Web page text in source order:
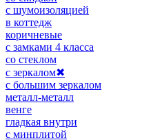
с шумоизоляцией
в коттедж
коричневые
с замками 4 класса
со стеклом
с зеркалом✖
с большим зеркалом
металл-металл
венге
гладкая внутри
с минплитой